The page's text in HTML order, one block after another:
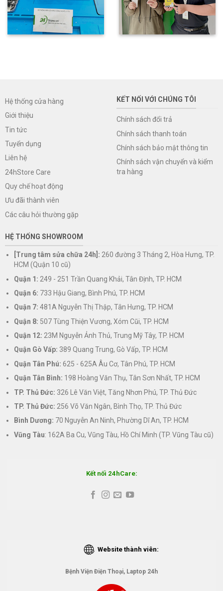
Hệ thống cửa hàng
Giới thiệu
Tin tức
Tuyển dụng
Liên hệ
24hStore Care
Quy chế hoạt động
Ưu đãi thành viên
Các câu hỏi thường gặp
KẾT NỐI VỚI CHÚNG TÔI
Chính sách đổi trả
Chính sách thanh toán
Chính sách bảo mật thông tin
Chính sách vận chuyển và kiểm
tra hàng
HỆ THỐNG SHOWROOM
[Trung tâm sửa chữa 24h]: 260 đường 3 Tháng 2, Hòa Hưng, TP.
HCM (Quận 10 cũ)
Quận 1: 249 - 251 Trần Quang Khải, Tân Định, TP. HCM
Quận 6: 733 Hậu Giang, Bình Phú, TP. HCM
Quận 7: 481A Nguyễn Thị Thập, Tân Hưng, TP. HCM
Quận 8: 507 Tùng Thiện Vương, Xóm Cũi, TP. HCM
Quận 12: 23M Nguyễn Ảnh Thủ, Trung Mỹ Tây, TP. HCM
Quận Gò Vấp: 389 Quang Trung, Gò Vấp, TP. HCM
Quận Tân Phú: 625 - 625A Âu Cơ, Tân Phú, TP. HCM
Quận Tân Bình: 198 Hoàng Văn Thụ, Tân Sơn Nhất, TP. HCM
TP. Thủ Đức: 326 Lê Văn Việt, Tăng Nhơn Phú, TP. Thủ Đức
TP. Thủ Đức: 256 Võ Văn Ngân, Bình Thọ, TP. Thủ Đức
Bình Dương: 70 Nguyễn An Ninh, Phường Dĩ An, TP. HCM
Vũng Tàu: 162A Ba Cu, Vũng Tàu, Hồ Chí Minh (TP. Vũng Tàu cũ)
Kết nối 24hCare:
Website thành viên:
Bệnh Viện Điện Thoại, Laptop 24h